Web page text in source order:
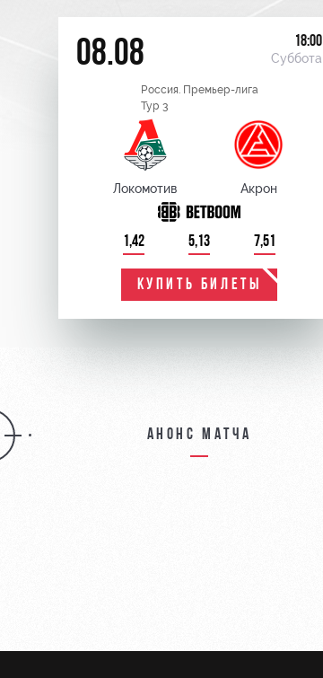
08.08 18:00
Суббота
Россия. Премьер-лига
Тур 3
Локомотив Акрон
1,42 5,13 7,51
КУПИТЬ БИЛЕТЫ
Анонс матча